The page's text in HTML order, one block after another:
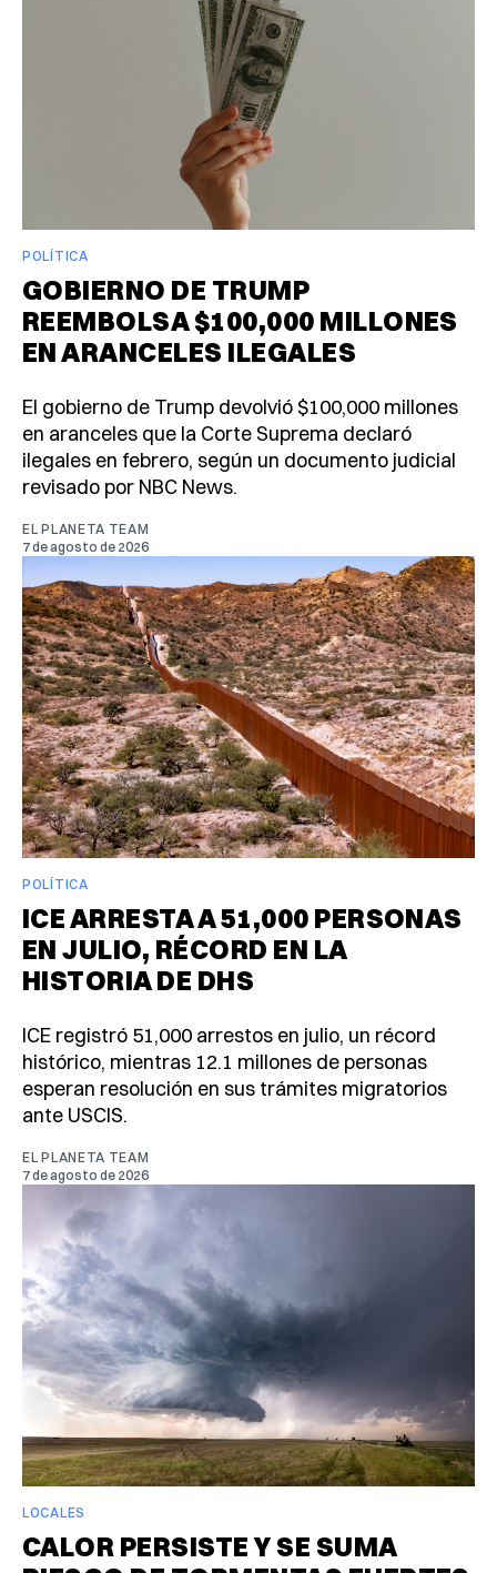
POLÍTICA
GOBIERNO DE TRUMP
REEMBOLSA $100,000 MILLONES
EN ARANCELES ILEGALES
El gobierno de Trump devolvió $100,000 millones
en aranceles que la Corte Suprema declaró
ilegales en febrero, según un documento judicial
revisado por NBC News.
EL PLANETA TEAM
7 de agosto de 2026
POLÍTICA
ICE ARRESTA A 51,000 PERSONAS
EN JULIO, RÉCORD EN LA
HISTORIA DE DHS
ICE registró 51,000 arrestos en julio, un récord
histórico, mientras 12.1 millones de personas
esperan resolución en sus trámites migratorios
ante USCIS.
EL PLANETA TEAM
7 de agosto de 2026
LOCALES
CALOR PERSISTE Y SE SUMA